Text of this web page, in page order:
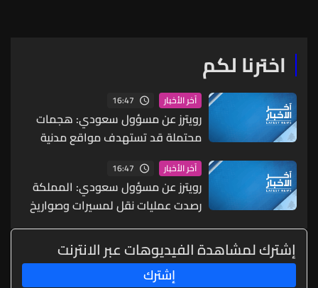
اخترنا لكم
آخر الأخبار 16:47
رويترز عن مسؤول سعودي: هجمات
محتملة قد تستهدف مواقع مدنية
واقتصادية بما يشمل البنية التحتية
للطاقة والموانئ والمطارات
آخر الأخبار 16:47
رويترز عن مسؤول سعودي: المملكة
رصدت عمليات نقل لمسيرات وصواريخ
ما يشير إلى احتمال شن هجمات
منسقة من الشمال والجنوب
إشترك لمشاهدة الفيديوهات عبر الانترنت
إشترك